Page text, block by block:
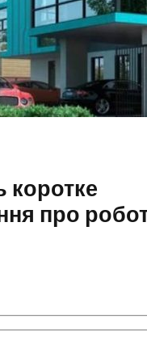
коротке
про